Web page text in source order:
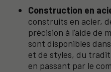
Construction en
construits en acier,
précision à l’aide de
sont disponibles
et de styles, du
en passant par le